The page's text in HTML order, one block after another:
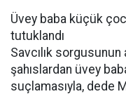
Üvey baba küçük
tutuklandı
Savcılık sorgusunun
şahıslardan üvey
suçlamasıyla, dede